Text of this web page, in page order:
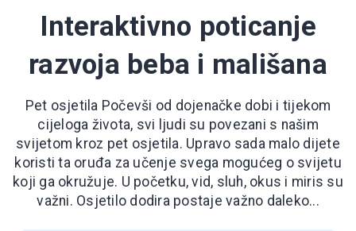
Interaktivno poticanje
razvoja beba i mališana
Pet osjetila Počevši od dojenačke dobi i tijekom
cijeloga života, svi ljudi su povezani s našim
svijetom kroz pet osjetila. Upravo sada malo dijete
koristi ta oruđa za učenje svega mogućeg o svijetu
koji ga okružuje. U početku, vid, sluh, okus i miris su
važni. Osjetilo dodira postaje važno daleko...